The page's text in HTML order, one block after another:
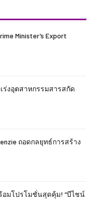
Minister’s Export
ร่งอุตสาหกรรมสารสกัด
ถอดกลยุทธ์การสร้าง
มโปรโมชั่นสุดคุ้ม! “บีไชน์